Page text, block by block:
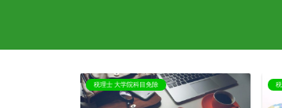
税理士 大学院科目免除